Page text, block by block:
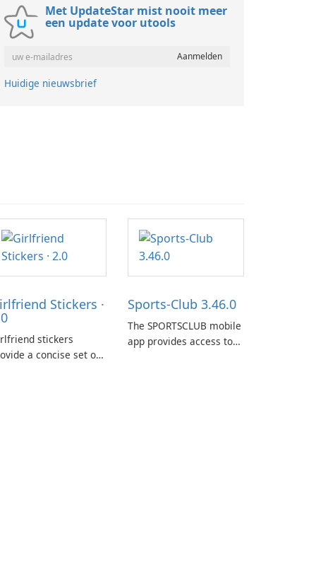
Met UpdateStar mist nooit meer
een update voor utools
Huidige nieuwsbrief
Stickers ·
stickers
a concise set of
Sports-Club 3.46.0
The SPORTSCLUB mobile
app provides access to